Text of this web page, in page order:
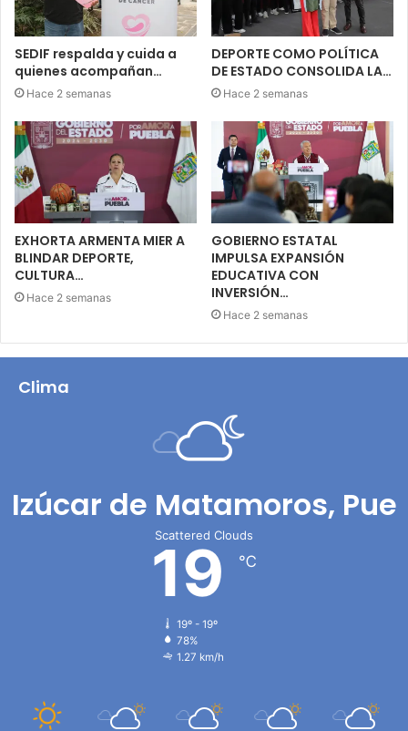
SEDIF respalda y cuida a
quienes acompañan…
Hace 2 semanas
DEPORTE COMO POLÍTICA
DE ESTADO CONSOLIDA LA…
Hace 2 semanas
EXHORTA ARMENTA MIER A
BLINDAR DEPORTE,
CULTURA…
Hace 2 semanas
GOBIERNO ESTATAL
IMPULSA EXPANSIÓN
EDUCATIVA CON
INVERSIÓN…
Hace 2 semanas
Clima
Izúcar de Matamoros, Pue
Scattered Clouds
19 ℃
19º - 19º
78%
1.27 km/h